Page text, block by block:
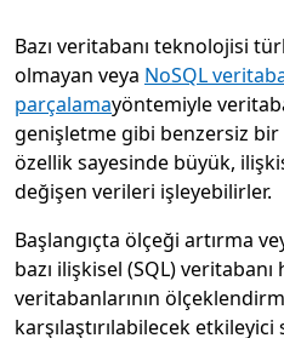
Bazı veritabanı teknolojisi
olmayan veya NoSQL
parçalamayöntemiyle
genişletme gibi benzersiz
özellik sayesinde büyük,
değişen verileri işleyebilirler.
Başlangıçta ölçeği artırma
bazı ilişkisel (SQL)
veritabanlarının
karşılaştırılabilecek